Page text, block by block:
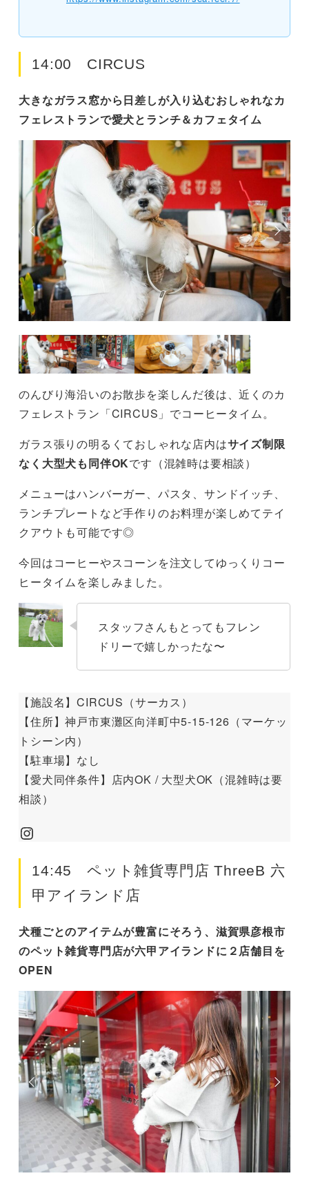
14:00 CIRCUS
大きなガラス窓から日差しが入り込むおしゃれなカ
フェレストランで愛犬とランチ＆カフェタイム
のんびり海沿いのお散歩を楽しんだ後は、近くのカ
フェレストラン「CIRCUS」でコーヒータイム。
ガラス張りの明るくておしゃれな店内はサイズ制限
なく大型犬も同伴OKです（混雑時は要相談）
メニューはハンバーガー、パスタ、サンドイッチ、
ランチプレートなど手作りのお料理が楽しめてテイ
クアウトも可能です◎
今回はコーヒーやスコーンを注文してゆっくりコー
ヒータイムを楽しみました。
スタッフさんもとってもフレン
ドリーで嬉しかったな〜
【施設名】CIRCUS（サーカス）
【住所】神戸市東灘区向洋町中5-15-126（マーケッ
トシーン内）
【駐車場】なし
【愛犬同伴条件】店内OK / 大型犬OK（混雑時は要
相談）
Instagram
14:45 ペット雑貨専門店 ThreeB 六
甲アイランド店
犬種ごとのアイテムが豊富にそろう、滋賀県彦根市
のペット雑貨専門店が六甲アイランドに２店舗目を
OPEN